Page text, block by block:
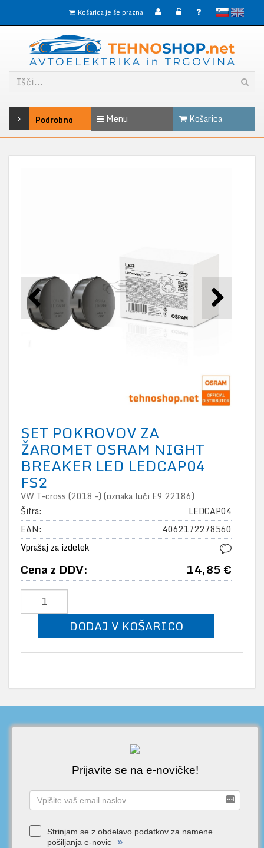
slovenskoEnglish
Košarica je še prazna
Podrobno Menu Košarica
SET POKROVOV ZA
ŽAROMET OSRAM NIGHT
BREAKER LED LEDCAP04
FS2
VW T-cross (2018 -) (oznaka luči E9 22186)
Šifra:
LEDCAP04
EAN:
4062172278560
Vprašaj za izdelek
Cena z DDV: 14,85 €
DODAJ V KOŠARICO
Prijavite se na e-novičke!
Strinjam se z obdelavo podatkov za namene
pošiljanja e-novic
»